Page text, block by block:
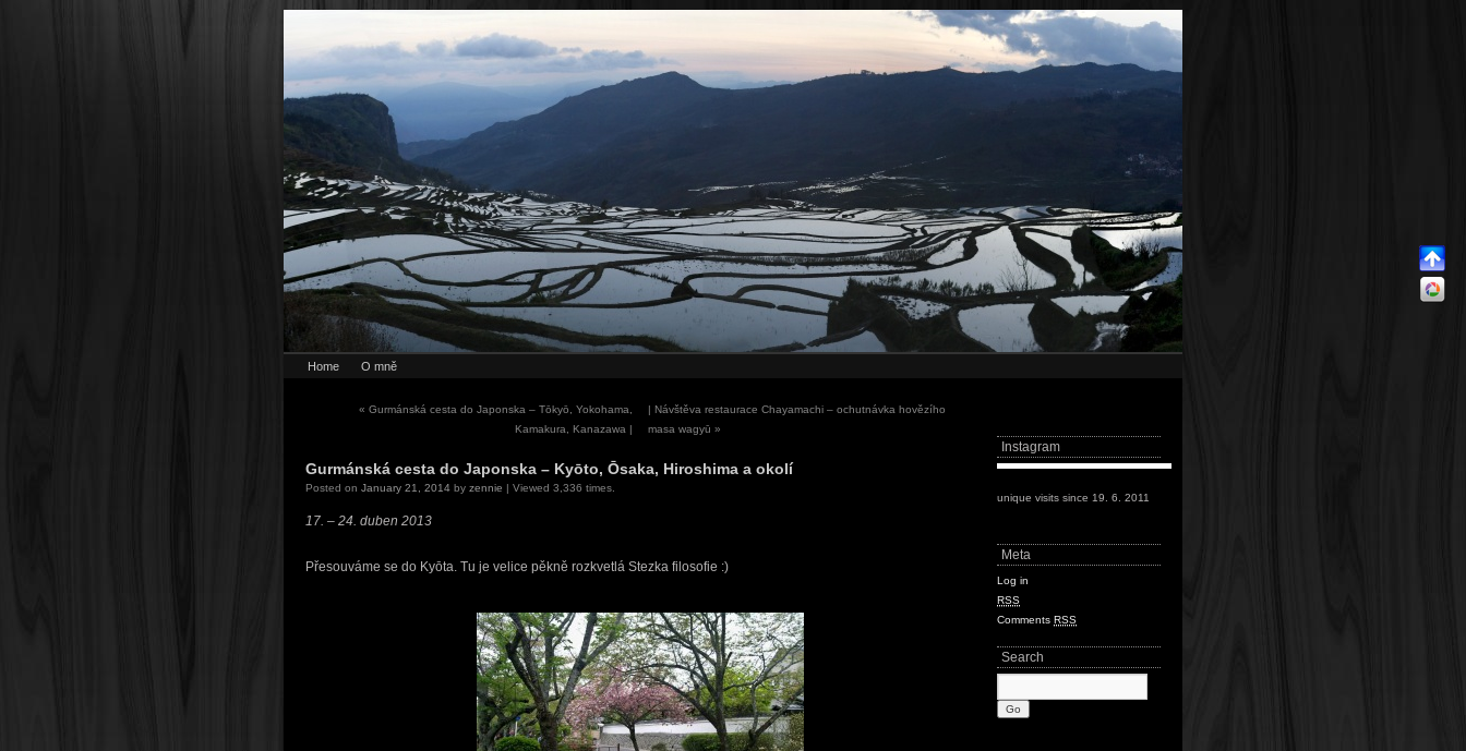
Home O mně
« Gurmánská cesta do Japonska – Tōkyō, Yokohama,
Kamakura, Kanazawa |
| Návštěva restaurace Chayamachi – ochutnávka hovězího
masa wagyū »
Gurmánská cesta do Japonska – Kyōto, Ōsaka, Hiroshima a okolí
Posted on January 21, 2014 by zennie | Viewed 3,336 times.
17. – 24. duben 2013
Přesouváme se do Kyōta. Tu je velice pěkně rozkvetlá Stezka filosofie :)
Instagram
unique visits since 19. 6. 2011
Meta
Log in
RSS
Comments RSS
Search